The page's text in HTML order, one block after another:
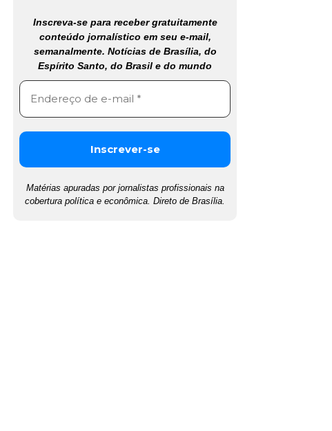
Inscreva-se para receber gratuitamente
conteúdo jornalístico em seu e-mail,
semanalmente. Notícias de Brasília, do
Espírito Santo, do Brasil e do mundo
Matérias apuradas por jornalistas profissionais na
cobertura política e econômica. Direto de Brasília.